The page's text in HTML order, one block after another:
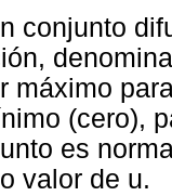
conjunto
máximo
(cero),
es
valor de u.